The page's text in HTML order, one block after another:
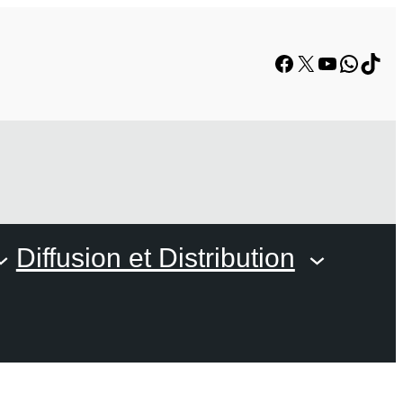
Facebook
X YouTube
Diffusion et Distribution